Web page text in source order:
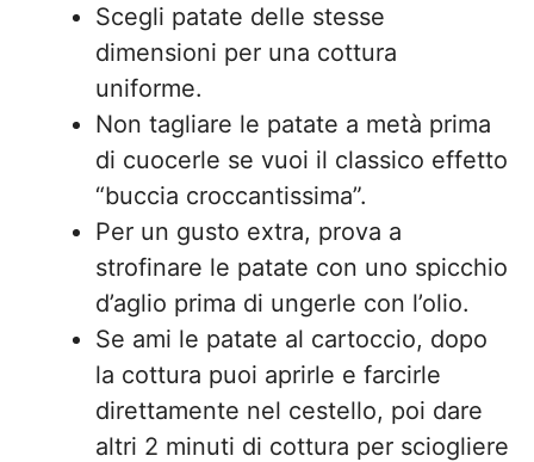
Scegli patate delle stesse
dimensioni per una cottura
uniforme.
Non tagliare le patate a metà prima
di cuocerle se vuoi il classico effetto
“buccia croccantissima”.
Per un gusto extra, prova a
strofinare le patate con uno spicchio
d’aglio prima di ungerle con l’olio.
Se ami le patate al cartoccio, dopo
la cottura puoi aprirle e farcirle
direttamente nel cestello, poi dare
altri 2 minuti di cottura per sciogliere